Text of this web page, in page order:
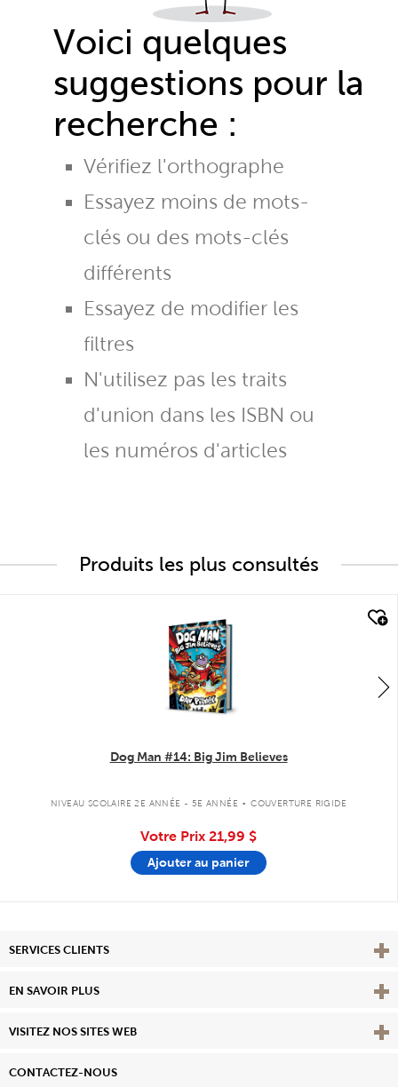
Voici quelques
suggestions pour la
recherche :
Vérifiez l'orthographe
Essayez moins de mots-
clés ou des mots-clés
différents
Essayez de modifier les
filtres
N'utilisez pas les traits
d'union dans les ISBN ou
les numéros d'articles
Produits les plus consultés
Dog Man #14: Big Jim Believes
NIVEAU SCOLAIRE 2E ANNÉE - 5E ANNÉE . COUVERTURE RIGIDE
Votre Prix 21,99 $
Ajouter au panier
SERVICES CLIENTS
EN SAVOIR PLUS View
VISITEZ NOS SITES WEB
CONTACTEZ-NOUS